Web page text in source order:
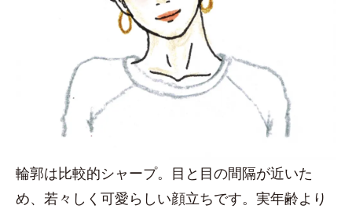
輪郭は比較的シャープ。目と目の間隔が近いた
め、若々しく可愛らしい顔立ちです。実年齢より